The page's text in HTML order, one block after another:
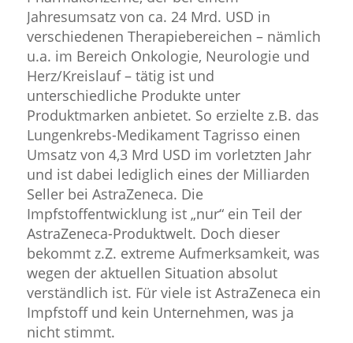
Jahresumsatz von ca. 24 Mrd. USD in
verschiedenen Therapiebereichen – nämlich
u.a. im Bereich Onkologie, Neurologie und
Herz/Kreislauf – tätig ist und
unterschiedliche Produkte unter
Produktmarken anbietet. So erzielte z.B. das
Lungenkrebs-Medikament Tagrisso einen
Umsatz von 4,3 Mrd USD im vorletzten Jahr
und ist dabei lediglich eines der Milliarden
Seller bei AstraZeneca. Die
Impfstoffentwicklung ist „nur“ ein Teil der
AstraZeneca-Produktwelt. Doch dieser
bekommt z.Z. extreme Aufmerksamkeit, was
wegen der aktuellen Situation absolut
verständlich ist. Für viele ist AstraZeneca ein
Impfstoff und kein Unternehmen, was ja
nicht stimmt.